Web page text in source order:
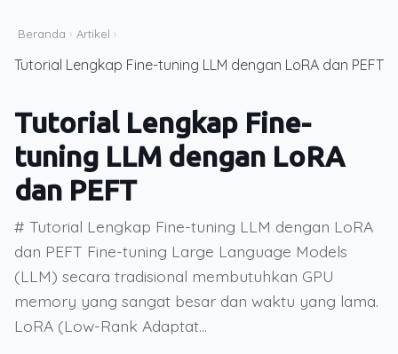
Beranda › Artikel ›
Tutorial Lengkap Fine-tuning LLM dengan LoRA dan PEFT
Tutorial Lengkap Fine-
tuning LLM dengan LoRA
dan PEFT
# Tutorial Lengkap Fine-tuning LLM dengan LoRA
dan PEFT Fine-tuning Large Language Models
(LLM) secara tradisional membutuhkan GPU
memory yang sangat besar dan waktu yang lama.
LoRA (Low-Rank Adaptat...